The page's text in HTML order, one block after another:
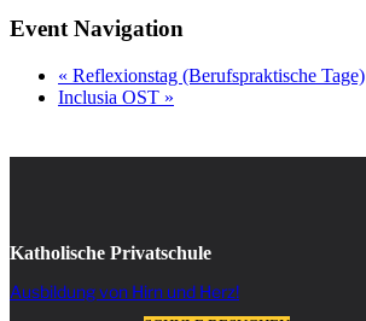
Event Navigation
« Reflexionstag (Berufspraktische Tage)
Inclusia OST »
Katholische Privatschule
Ausbildung von Hirn und Herz!